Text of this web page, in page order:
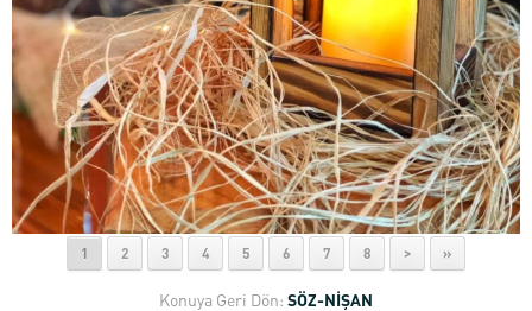
1 2 3 4 5 6 7 8 > »
Konuya Geri Dön: SÖZ-NİŞAN